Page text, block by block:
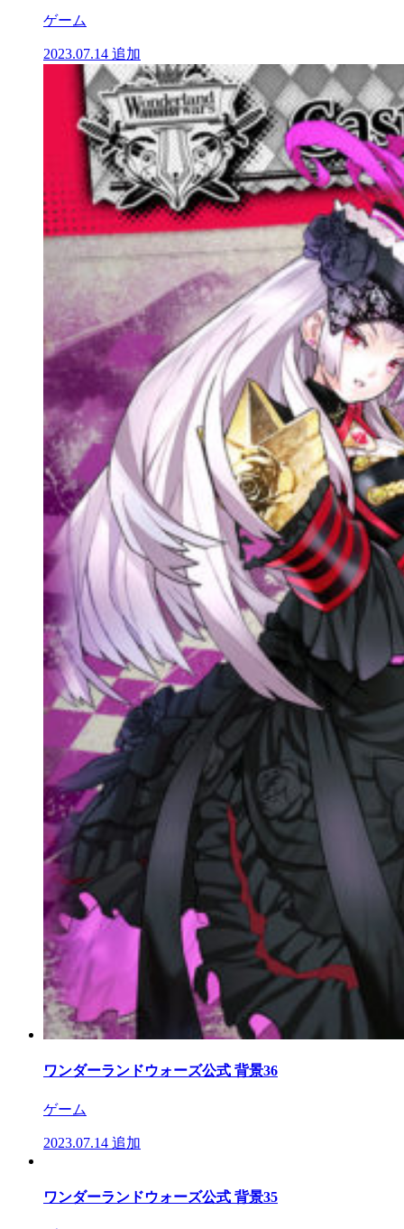
ゲーム
2023.07.14 追加
ワンダーランドウォーズ公式 背景36
ゲーム
2023.07.14 追加
ワンダーランドウォーズ公式 背景35